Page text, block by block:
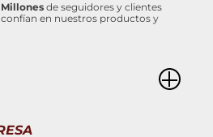
Millonesde seguidores y clientes
en nuestros productos y